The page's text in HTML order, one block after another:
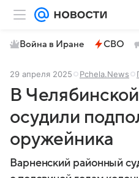
Война в Иране СВО
29 апреля 2025 Pchela.News
В
осудили
оружейника
Варненский районный